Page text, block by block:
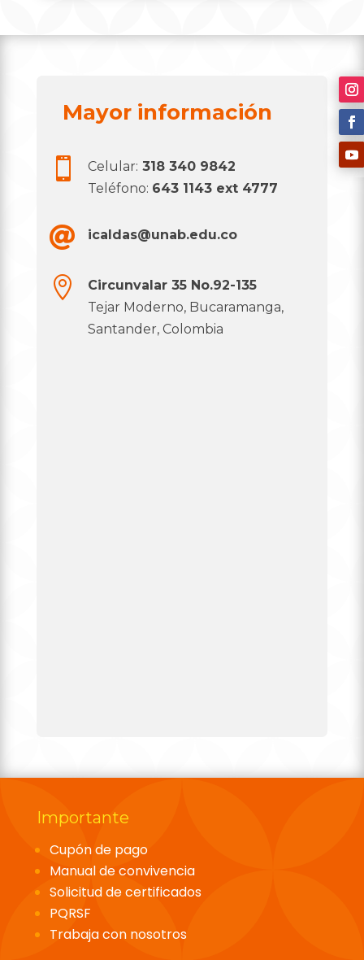
Mayor información
 Celular: 318 340 9842
Teléfono: 643 1143 ext 4777
 icaldas@unab.edu.co

Circunvalar 35 No.92-135
Tejar Moderno, Bucaramanga,
Santander, Colombia
Importante
Cupón de pago
Manual de convivencia
Solicitud de certificados
PQRSF
Trabaja con nosotros